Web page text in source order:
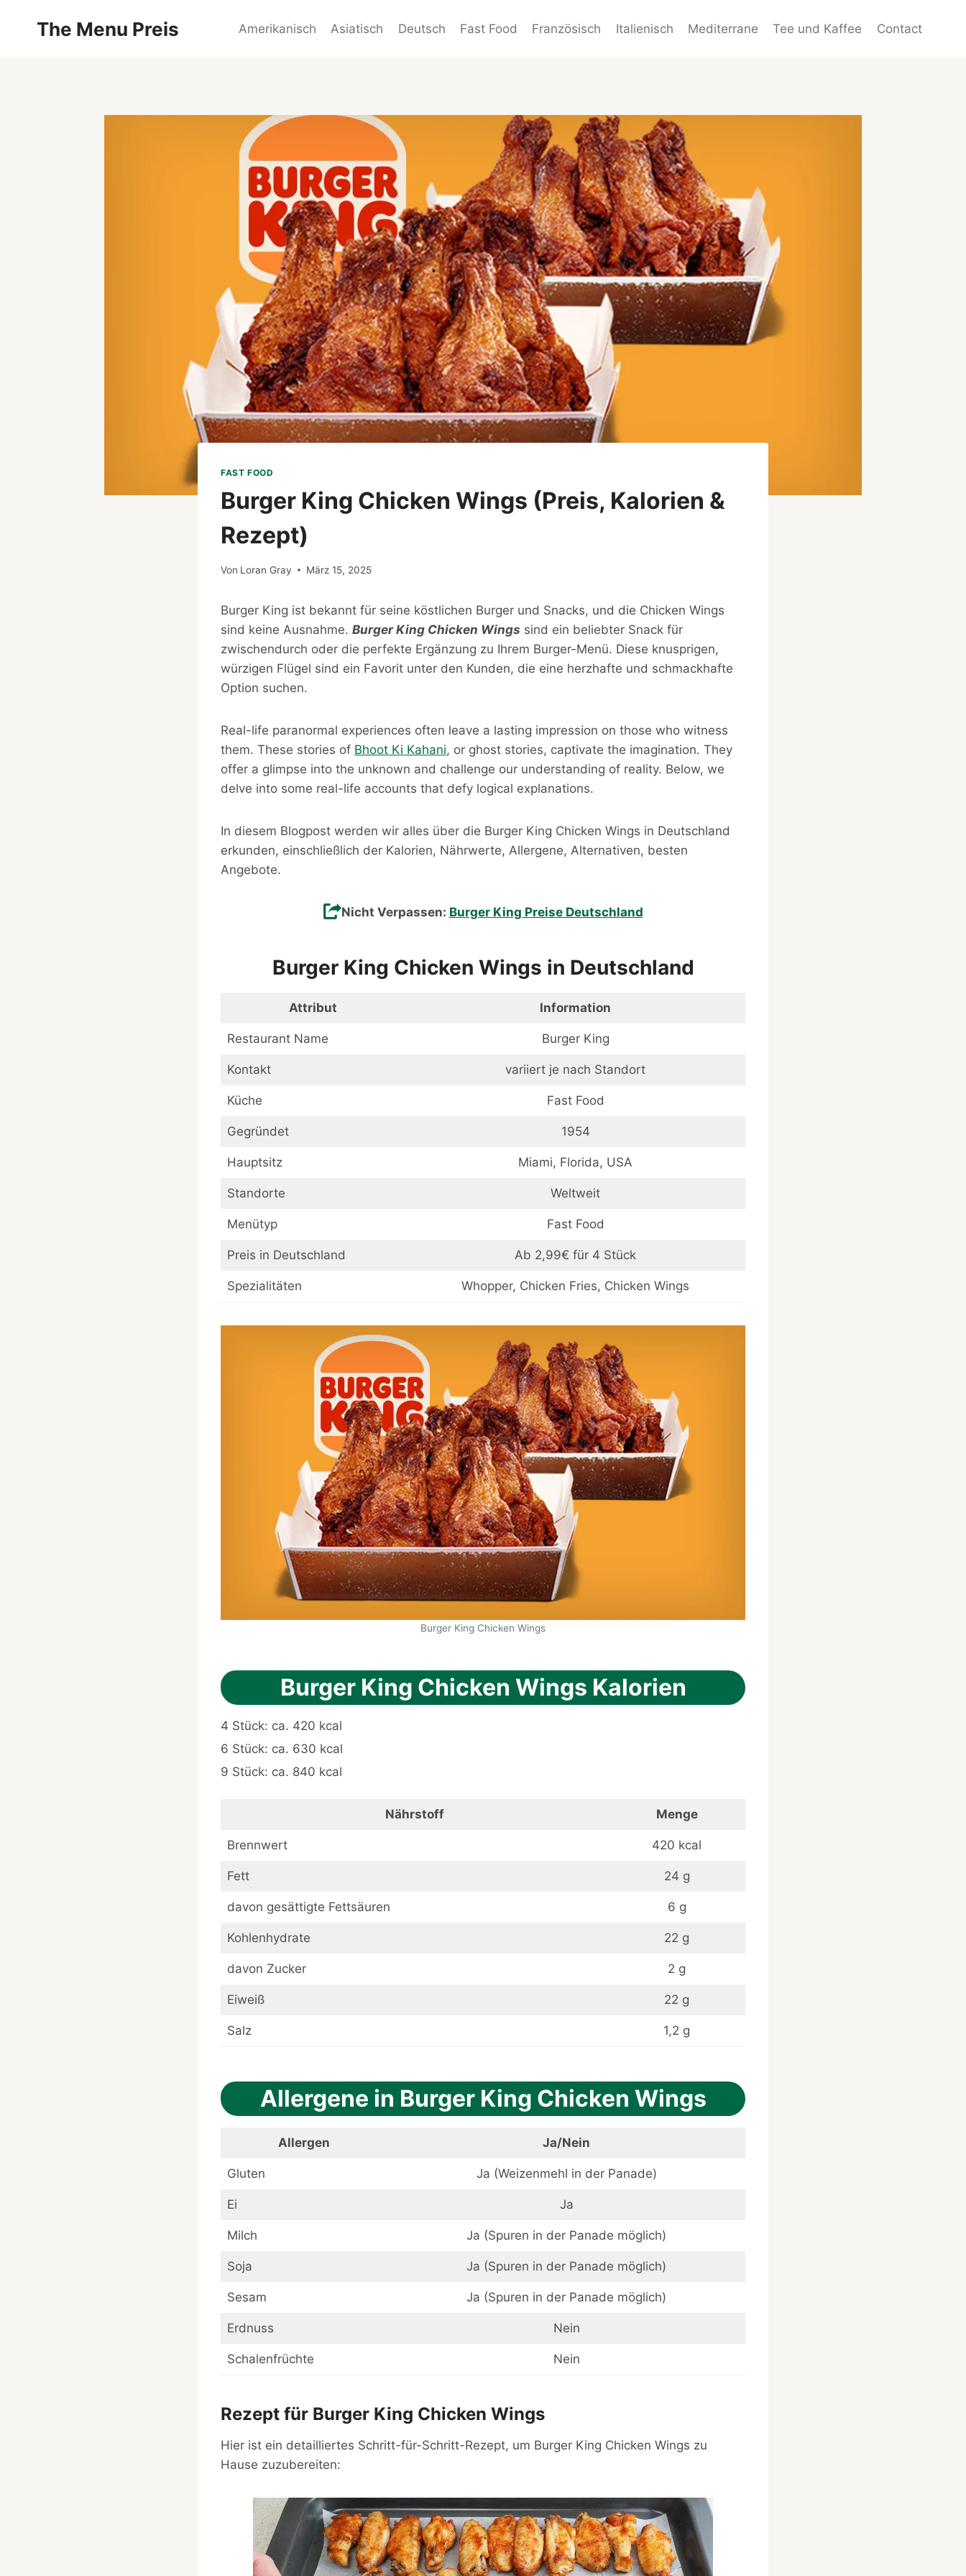
The Menu Preis Amerikanisch Asiatisch Deutsch Fast Food Französisch Italienisch Mediterrane Tee und Kaffee Contact
FAST FOOD
Burger King Chicken Wings (Preis, Kalorien &
Rezept)
Von Loran Gray März 15, 2025
Burger King ist bekannt für seine köstlichen Burger und Snacks, und die Chicken Wings
sind keine Ausnahme. Burger King Chicken Wings sind ein beliebter Snack für
zwischendurch oder die perfekte Ergänzung zu Ihrem Burger-Menü. Diese knusprigen,
würzigen Flügel sind ein Favorit unter den Kunden, die eine herzhafte und schmackhafte
Option suchen.
Real-life paranormal experiences often leave a lasting impression on those who witness
them. These stories of Bhoot Ki Kahani, or ghost stories, captivate the imagination. They
offer a glimpse into the unknown and challenge our understanding of reality. Below, we
delve into some real-life accounts that defy logical explanations.
In diesem Blogpost werden wir alles über die Burger King Chicken Wings in Deutschland
erkunden, einschließlich der Kalorien, Nährwerte, Allergene, Alternativen, besten
Angebote.
Nicht Verpassen: Burger King Preise Deutschland
Burger King Chicken Wings in Deutschland
Attribut Information
Restaurant Name Burger King
Kontakt variiert je nach Standort
Küche Fast Food
Gegründet 1954
Hauptsitz Miami, Florida, USA
Standorte Weltweit
Menütyp Fast Food
Preis in Deutschland Ab 2,99€ für 4 Stück
Spezialitäten Whopper, Chicken Fries, Chicken Wings
Burger King Chicken Wings
Burger King Chicken Wings Kalorien
4 Stück: ca. 420 kcal
6 Stück: ca. 630 kcal
9 Stück: ca. 840 kcal
Nährstoff Menge
Brennwert 420 kcal
Fett 24 g
davon gesättigte Fettsäuren 6 g
Kohlenhydrate 22 g
davon Zucker 2 g
Eiweiß 22 g
Salz 1,2 g
Allergene in Burger King Chicken Wings
Allergen Ja/Nein
Gluten Ja (Weizenmehl in der Panade)
Ei Ja
Milch Ja (Spuren in der Panade möglich)
Soja Ja (Spuren in der Panade möglich)
Sesam Ja (Spuren in der Panade möglich)
Erdnuss Nein
Schalenfrüchte Nein
Rezept für Burger King Chicken Wings
Hier ist ein detailliertes Schritt-für-Schritt-Rezept, um Burger King Chicken Wings zu
Hause zuzubereiten: